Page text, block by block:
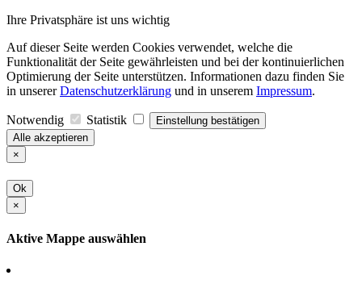
Ihre Privatsphäre ist uns wichtig
Auf dieser Seite werden Cookies verwendet, welche die
Funktionalität der Seite gewährleisten und bei der kontinuierlichen
Optimierung der Seite unterstützen. Informationen dazu finden Sie
in unsererDatenschutzerklärung und in unserem Impressum.
Notwendig Statistik
Einstellung bestätigen
Alle akzeptieren
×
Ok
×
Aktive Mappe auswählen